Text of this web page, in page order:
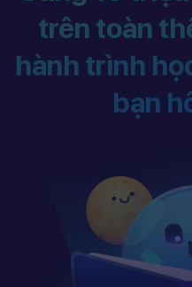
trên toàn
hành trình
bạn